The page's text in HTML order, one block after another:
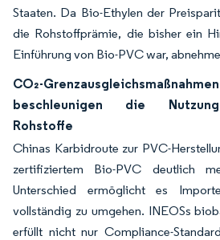
Staaten. Da Bio-Ethylen der
die Rohstoffprämie, die bisher ein
Einführung von Bio-PVC war,
CO₂-
beschleunigen die
Rohstoffe
Chinas Karbidroute zur PVC-
zertifiziertem Bio-PVC deutlich
Unterschied ermöglicht es
vollständig zu umgehen. INEOSs
erfüllt nicht nur Compliance-